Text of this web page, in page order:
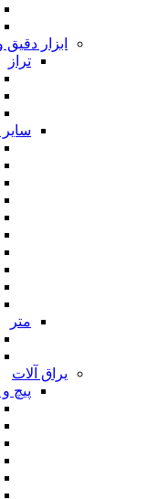
ابزار دقیق
تراز
سایر
متر
یراق آلات
پیچ